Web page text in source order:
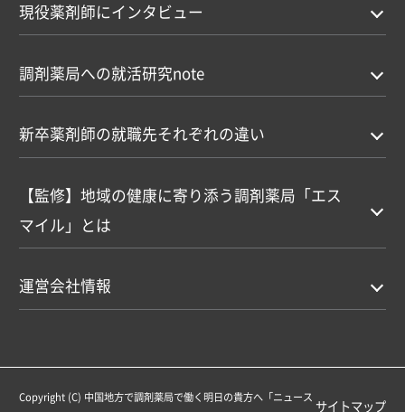
現役薬剤師にインタビュー
調剤薬局への就活研究note
新卒薬剤師の就職先それぞれの違い
【監修】地域の健康に寄り添う調剤薬局「エス
マイル」とは
運営会社情報
Copyright (C) 中国地方で調剤薬局で働く明日の貴方へ「ニュース
サイトマップ